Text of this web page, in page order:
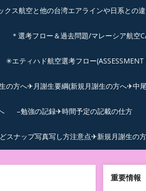
クス航空と他の台湾エアラインや日系との
＊選考フロー＆過去問題/マレーシア航空
✳︎エティハド航空選考フロー(ASSESSMENT
の方へ✈月謝生要綱(新規月謝生の方へ✈中
–勉強の記録✈時間予定の記載の仕方
スナップ写真写し方注意点✈新規月謝生の
重要情報